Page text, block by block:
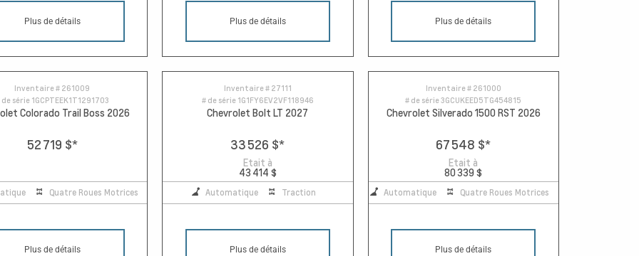
Plus de détails Plus de détails Plus de détails
Inventaire # 261009
de série 1GCPTEEK1T1291703
Colorado Trail Boss 2026
52 719 $*
Quatre Roues Motrices
Plus de détails
Inventaire # 27111
# de série 1G1FY6EV2VF118946
Chevrolet Bolt LT 2027
33 526 $*
Etait à
43 414 $
Automatique Traction
Plus de détails
Inventaire # 261000
# de série3GCUKEED5TG454815
Chevrolet Silverado 1500 RST 2026
67 548 $*
Etait à
80 339 $
Automatique Quatre Roues Motrices
Plus de détails